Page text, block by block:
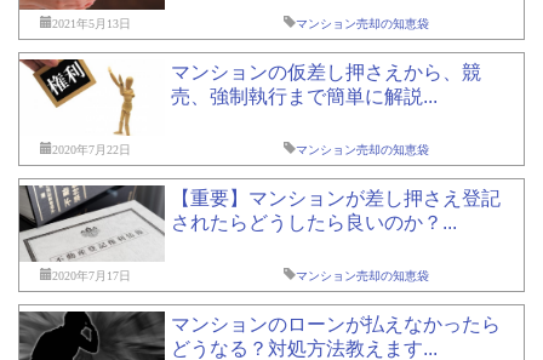
2021年5月13日 マンション売却の知恵袋
マンションの仮差し押さえから、競
売、強制執行まで簡単に解説...
2020年7月22日 マンション売却の知恵袋
【重要】マンションが差し押さえ登記
されたらどうしたら良いのか？...
2020年7月17日 マンション売却の知恵袋
マンションのローンが払えなかったら
どうなる？対処方法教えます...